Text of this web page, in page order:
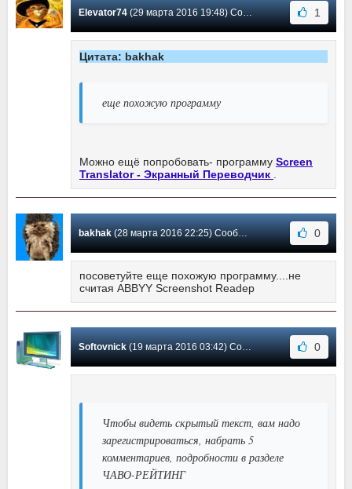
Elevator74(29 марта 2016 19:48) Сообщение #9 1
Цитата: bakhak
еще похожую программу
Можно ещё попробовать- программу Screen
Translator - Экранный Переводчик
bakhak(28 марта 2016 22:25) Сообщение #8 0
посоветуйте еще похожую программу....не
считая ABBYY Screenshot Readeр
Softovnick(19 марта 2016 03:42) Сообщение #7 0
Чтобы видеть скрытый текст, вам надо
зарегистрироваться, набрать 5
комментариев, подробности в разделе
ЧАВО-РЕЙТИНГ